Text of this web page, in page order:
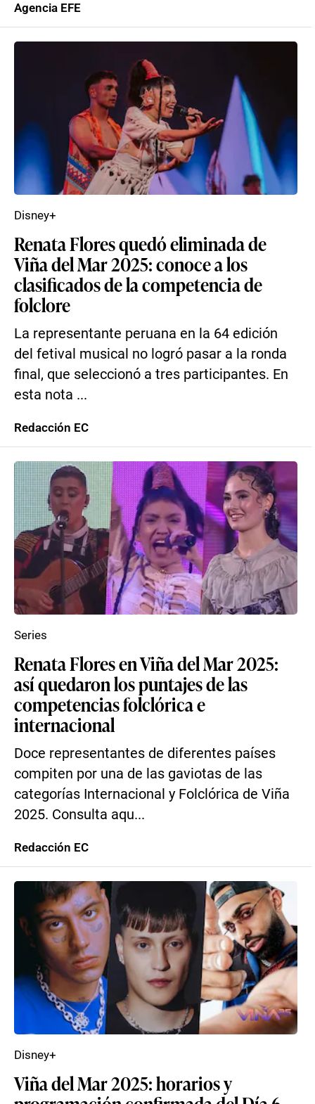
Agencia EFE
Renata Flores quedó eliminada de
Viña del Mar 2025: conoce a los
clasificados de la competencia de
folclore
La representante peruana en la 64 edición
del fetival musical no logró pasar a la ronda
final, que seleccionó a tres participantes. En
esta nota ...
Disney+
Redacción EC
Renata Flores en Viña del Mar 2025:
así quedaron los puntajes de las
competencias folclórica e
internacional
Doce representantes de diferentes países
compiten por una de las gaviotas de las
categorías Internacional y Folclórica de Viña
2025. Consulta aqu...
Series
Redacción EC
Viña del Mar 2025: horarios y
Disney+